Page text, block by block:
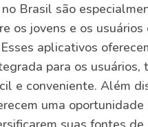
Brasil são
os jovens e os usuários
aplicativos
para os usuários,
e conveniente. Além
uma oportunidade